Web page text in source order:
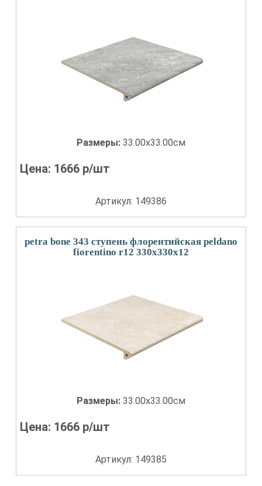
Размеры: 33.00x33.00см
Цена: 1666 р/шт
Артикул: 149386
petra bone 343 ступень флорентийская peldano
fiorentino r12 330x330x12
Размеры: 33.00x33.00см
Цена: 1666 р/шт
Артикул: 149385